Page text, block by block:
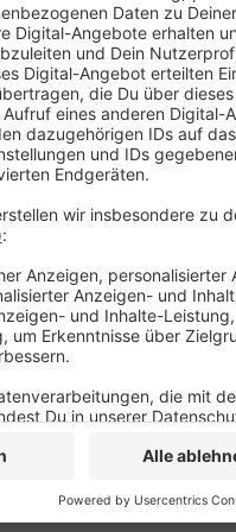
Termine und Vorschläge
mitgeteilt werden. Ende
dann wieder an alle